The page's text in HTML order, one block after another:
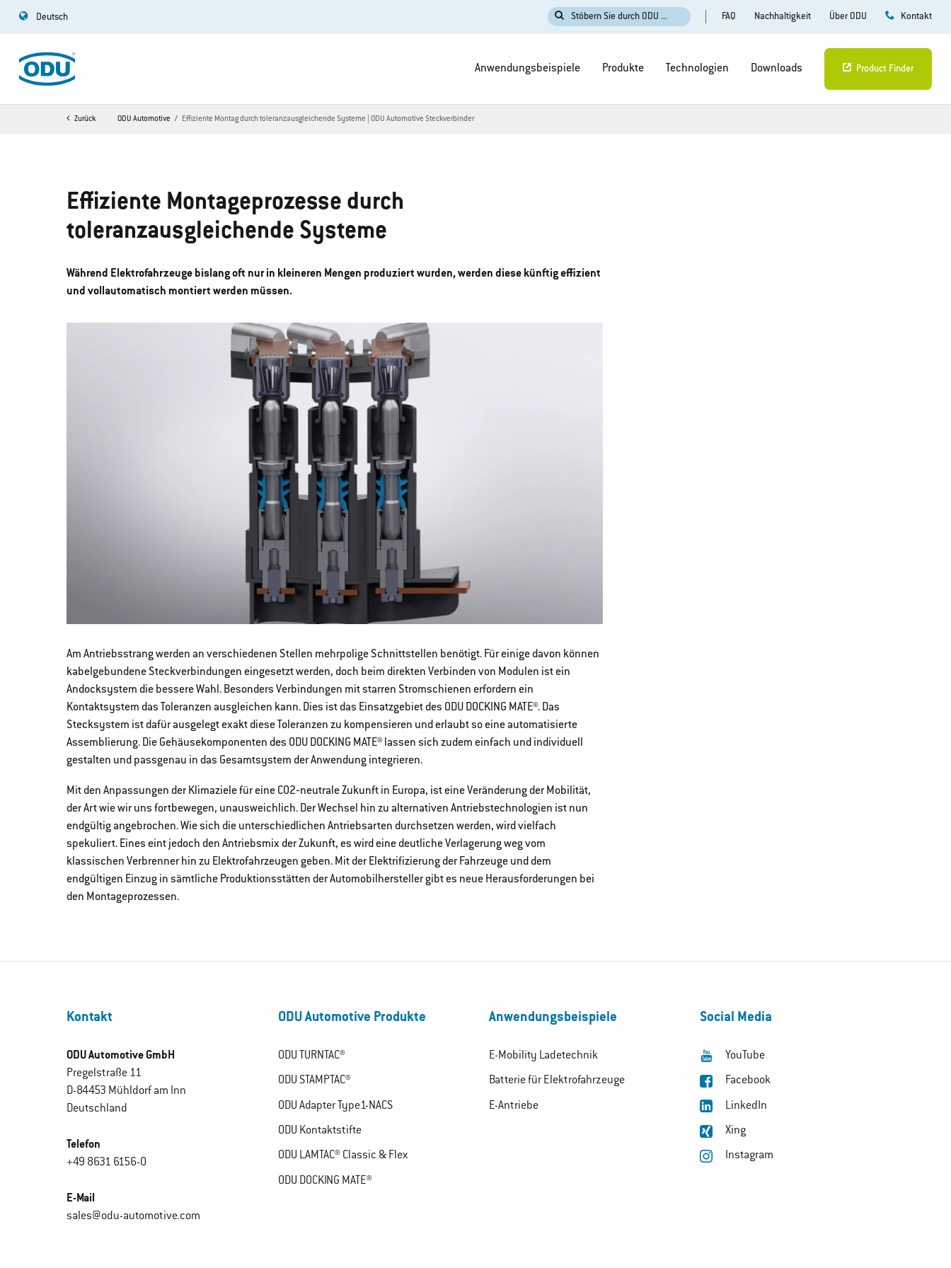
Deutsch Stöbern Sie durch ODU ... FAQ Nachhaltigkeit Über ODU Kontakt
Anwendungsbeispiele Produkte Technologien Downloads Product Finder
Zurück ODU Automotive Effiziente Montag durch toleranzausgleichende Systeme | ODU Automotive Steckverbinder
Effiziente Montageprozesse durch
toleranzausgleichende Systeme
Während Elektrofahrzeuge bislang oft nur in kleineren Mengen produziert wurden, werden diese künftig effizient
und vollautomatisch montiert werden müssen.
Am Antriebsstrang werden an verschiedenen Stellen mehrpolige Schnittstellen benötigt. Für einige davon können
kabelgebundene Steckverbindungen eingesetzt werden, doch beim direkten Verbinden von Modulen ist ein
Andocksystem die bessere Wahl. Besonders Verbindungen mit starren Stromschienen erfordern ein
Kontaktsystem das Toleranzen ausgleichen kann. Dies ist das Einsatzgebiet des ODU DOCKING MATE®. Das
Stecksystem ist dafür ausgelegt exakt diese Toleranzen zu kompensieren und erlaubt so eine automatisierte
Assemblierung. Die Gehäusekomponenten des ODU DOCKING MATE® lassen sich zudem einfach und individuell
gestalten und passgenau in das Gesamtsystem der Anwendung integrieren.
Mit den Anpassungen der Klimaziele für eine CO2‐neutrale Zukunft in Europa, ist eine Veränderung der Mobilität,
der Art wie wir uns fortbewegen, unausweichlich. Der Wechsel hin zu alternativen Antriebstechnologien ist nun
endgültig angebrochen. Wie sich die unterschiedlichen Antriebsarten durchsetzen werden, wird vielfach
spekuliert. Eines eint jedoch den Antriebsmix der Zukunft, es wird eine deutliche Verlagerung weg vom
klassischen Verbrenner hin zu Elektrofahrzeugen geben. Mit der Elektrifizierung der Fahrzeuge und dem
endgültigen Einzug in sämtliche Produktionsstätten der Automobilhersteller gibt es neue Herausforderungen bei
den Montageprozessen.
Kontakt
ODU Automotive GmbH
Pregelstraße 11
D-84453 Mühldorf am Inn
Deutschland
Telefon
+49 8631 6156-0
E-Mail
sales@odu-automotive.com
ODU Automotive Produkte
ODU TURNTAC®
ODU STAMPTAC®
ODU Adapter Type1-NACS
ODU Kontaktstifte
ODU LAMTAC® Classic & Flex
ODU DOCKING MATE®
Anwendungsbeispiele
E-Mobility Ladetechnik
Batterie für Elektrofahrzeuge
E-Antriebe
Social Media
YouTube
Facebook
LinkedIn
Xing
Instagram